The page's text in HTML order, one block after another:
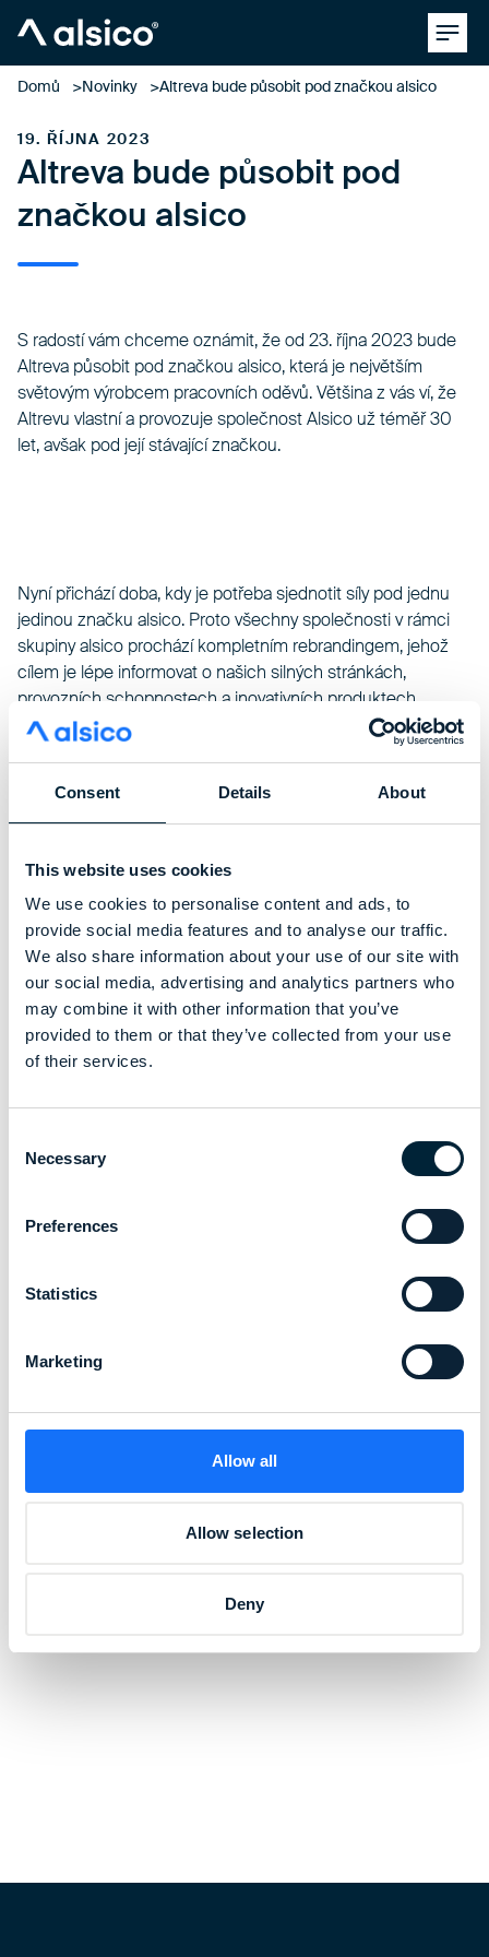
Consent Details About
This website uses cookies
We use cookies to personalise content and ads, to
provide social media features and to analyse our traffic.
We also share information about your use of our site with
our social media, advertising and analytics partners who
may combine it with other information that you’ve
provided to them or that they’ve collected from your use
of their services.
Selection
Necessary
Preferences
Statistics
Marketing
Allow all
Allow selection
Deny
Domů Novinky Altreva bude působit pod značkou alsico
19. ŘÍJNA 2023
Altreva bude působit pod
značkou alsico
S radostí vám chceme oznámit, že od 23. října 2023 bude
Altreva působit pod značkou alsico, která je největším
světovým výrobcem pracovních oděvů. Většina z vás ví, že
Altrevu vlastní a provozuje společnost Alsico už téměř 30
let, avšak pod její stávající značkou.
Nyní přichází doba, kdy je potřeba sjednotit síly pod jednu
jedinou značku alsico. Proto všechny společnosti v rámci
skupiny alsico prochází kompletním rebrandingem, jehož
cílem je lépe informovat o našich silných stránkách,
provozních schopnostech a inovativních produktech.
S novým názvem bude naše úsilí ještě intenzivnější. Rádi
bychom se stali nejrespektovanější a nejodpovědnější
Doufáme, že tento přechod uvítáte a společně s námi bude
růst i váš byznys. Pokud máte jakékoliv dotazy, neváhejte se
telefonicky.
Poprvé se nová globální strategie prezentovala na veletrhu
A+Av Düsseldorfu.